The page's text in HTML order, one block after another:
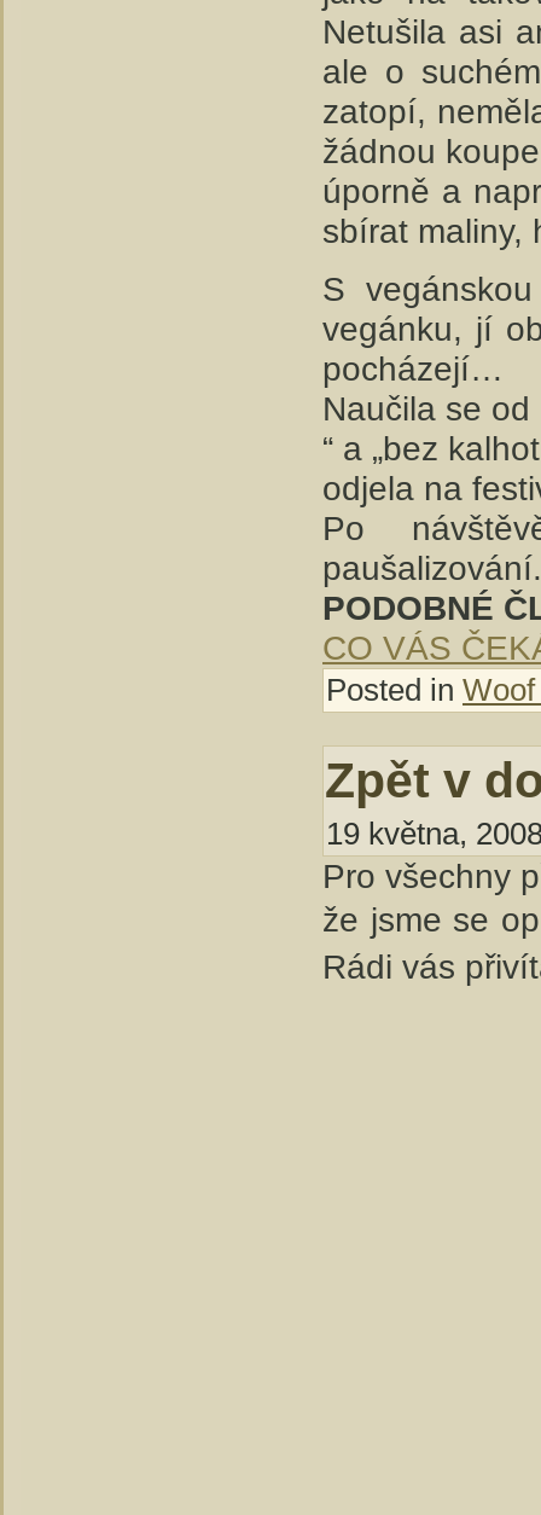
Netušila asi
ale o
zatopí,
žádnou
úporně a
sbírat maliny,
S
vegánku, jí
pocházejí…
Naučila se
“ a „bez
odjela na
Po
paušalizování.
PODOBNÉ
CO VÁS
Posted in
Zpět v
19 května,
Pro všechny
že jsme se
Rádi vás